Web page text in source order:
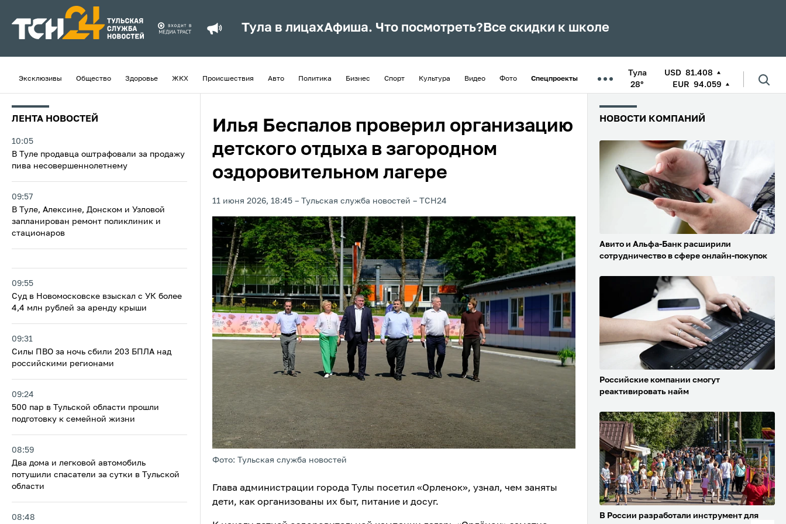
Тула в лицахАфиша. Что посмотреть? Все скидки к школе
Эксклюзивы Общество Здоровье ЖКХ Происшествия Авто Политика Бизнес Спорт Культура Видео Фото Спецпроекты
Тула
28°
USD 81.408
EUR 94.059
ЛЕНТА НОВОСТЕЙ
10:05
В Туле продавца оштрафовали за продажу
пива несовершеннолетнему
09:57
В Туле, Алексине, Донском и Узловой
запланирован ремонт поликлиник и
стационаров
09:55
Суд в Новомосковске взыскал с УК более
4,4 млн рублей за аренду крыши
09:31
Силы ПВО за ночь сбили 203 БПЛА над
российскими регионами
09:24
500 пар в Тульской области прошли
подготовку к семейной жизни
08:59
Два дома и легковой автомобиль
потушили спасатели за сутки в Тульской
области
08:48
Илья Беспалов проверил организацию
детского отдыха в загородном
оздоровительном лагере
11 июня 2026, 18:45 Тульская служба новостей ТСН24
Фото: Тульская служба новостей
Глава администрации города Тулы посетил «Орленок», узнал, чем заняты
дети, как организованы их быт, питание и досуг.
НОВОСТИ КОМПАНИЙ
Авито и Альфа-Банк расширили
сотрудничество в сфере онлайн-покупок
Российские компании смогут
реактивировать найм
В России разработали инструмент для